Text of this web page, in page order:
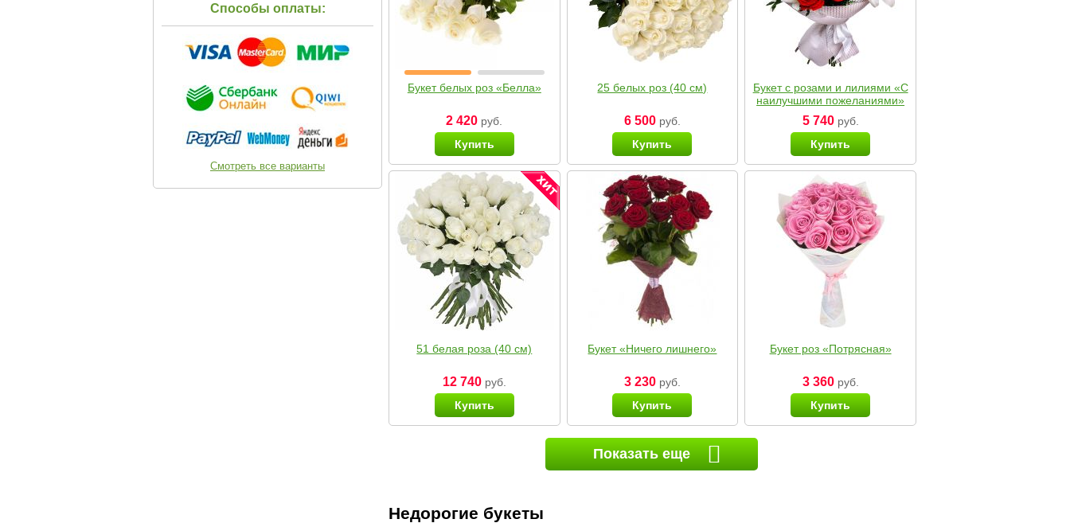
Способы оплаты:
Смотреть все варианты
Букет белых роз «Белла»
2 420 руб.
Купить
25 белых роз (40 см)
6 500руб.
Купить
Букет с розами и лилиями «С
наилучшими пожеланиями»
5 740руб.
Купить
51 белая роза (40 см)
12 740руб.
Купить
Букет «Ничего лишнего»
3 230руб.
Купить
Букет роз «Потрясная»
3 360руб.
Купить
Показать еще
Недорогие букеты